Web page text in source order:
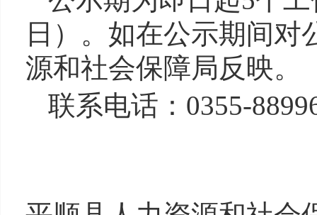
日）。如在公示期间对
源和社会保障局反映。
联系电话： 0355-